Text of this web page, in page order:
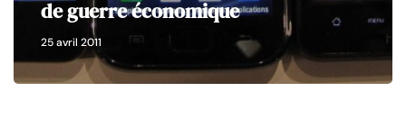
de guerre économique
25 avril 2011